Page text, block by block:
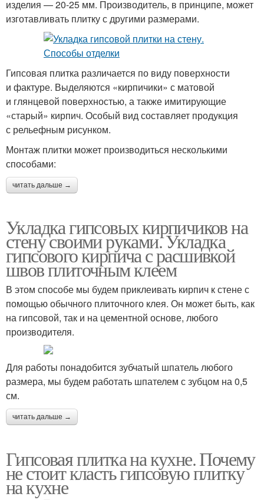
изделия — 20-25 мм. Производитель, в принципе, может
изготавливать плитку с другими размерами.
Гипсовая плитка различается по виду поверхности
и фактуре. Выделяются «кирпичики» с матовой
и глянцевой поверхностью, а также имитирующие
«старый» кирпич. Особый вид составляет продукция
с рельефным рисунком.
Монтаж плитки может производиться несколькими
способами:
читать дальше →
Укладка гипсовых кирпичиков на
стену своими руками. Укладка
гипсового кирпича с расшивкой
швов плиточным клеем
В этом способе мы будем приклеивать кирпич к стене с
помощью обычного плиточного клея. Он может быть, как
на гипсовой, так и на цементной основе, любого
производителя.
Для работы понадобится зубчатый шпатель любого
размера, мы будем работать шпателем с зубцом на 0,5
см.
читать дальше →
Гипсовая плитка на кухне. Почему
не стоит класть гипсовую плитку
на кухне